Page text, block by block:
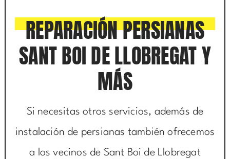
REPARACIÓN PERSIANAS
SANT BOI DE LLOBREGAT Y
MÁS
Si necesitas otros servicios, además de
instalación de persianas también ofrecemos
a los vecinos de Sant Boi de Llobregat